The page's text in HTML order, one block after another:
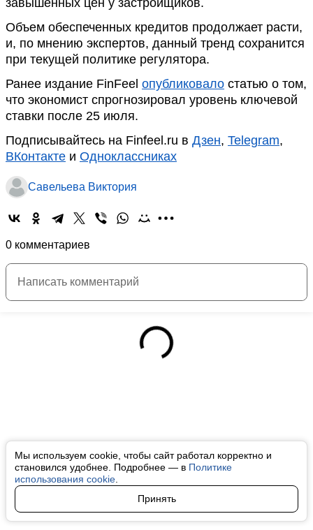
Мы используем cookie, чтобы сайт работал корректно и
становился удобнее. Подробнее — в Политике
использования cookie
Принять
завышенных цен у застройщиков.
Объем обеспеченных кредитов продолжает расти,
и, по мнению экспертов, данный тренд сохранится
при текущей политике регулятора.
Ранее издание FinFeel опубликовало статью о том,
что экономист спрогнозировал уровень ключевой
ставки после 25 июля.
Подписывайтесь на Finfeel.ru в Дзен, Telegram,
ВКонтакте и Одноклассниках
Савельева Виктория
0 комментариев